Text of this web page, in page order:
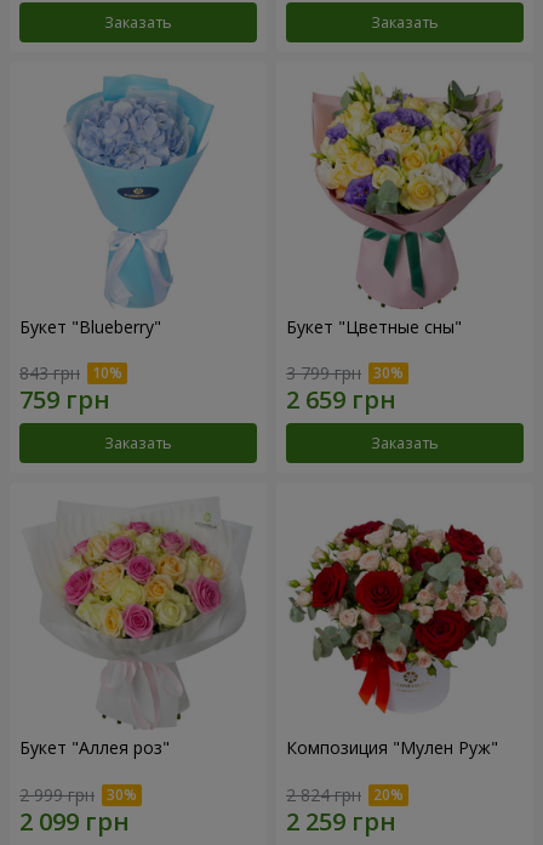
Заказать Заказать
Букет "Blueberry"
843 грн
Заказать
Букет "Цветные сны"
3 799 грн
Заказать
Букет "Аллея роз"
2 999 грн
Композиция "Мулен Руж"
2 824 грн